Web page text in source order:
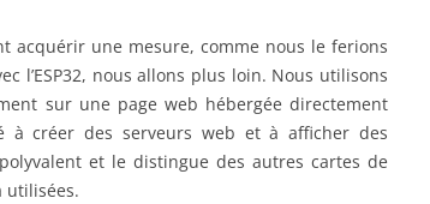
acquérir une mesure, comme nous le ferions
l’ESP32, nous allons plus loin. Nous utilisons
sur une page web hébergée directement
à créer des serveurs web et à afficher des
et le distingue des autres cartes de
utilisées.